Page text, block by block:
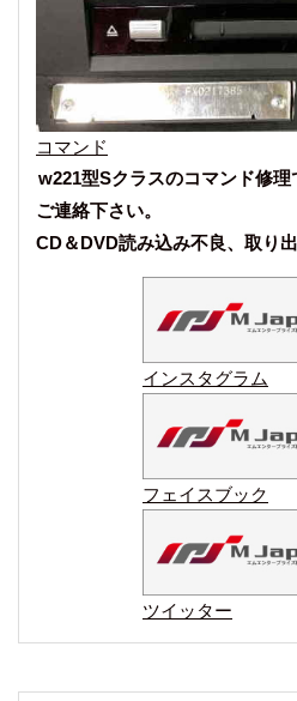
コマンド
w221型Sクラスのコマンド修理
ご連絡下さい。
CD＆DVD読み込み不良、取り出
インスタグラム
フェイスブック
ツイッター